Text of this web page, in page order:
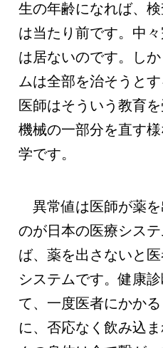
生の年齢になれば、
は当たり前です。中
は居ないのです。し
ムは全部を治そうと
医師はそういう教育
機械の一部分を直す
学です。
異常値は医師が薬を
のが日本の医療シス
ば、薬を出さないと
システムです。健康
て、一度医者にかか
に、否応なく飲み込